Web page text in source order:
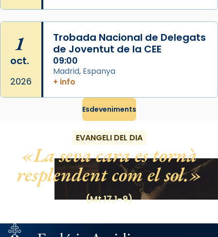
1
oct.
2026
Trobada Nacional de Delegats
de Joventut de la CEE
09:00
Madrid, Espanya
+ info
Esdeveniments
EVANGELI DEL DIA
La seva cara es tornà
resplendent com el sol.
(Mt 17,1-9)